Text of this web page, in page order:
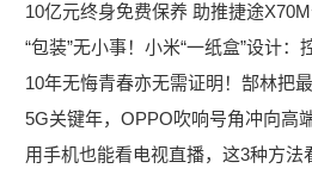
10亿元终身免费保养 助推捷途
“包装”无小事！小米“一纸盒”设计：
10年无悔青春亦无需证明！郜林把
5G关键年，OPPO吹响号角冲向高
用手机也能看电视直播，这3种方法